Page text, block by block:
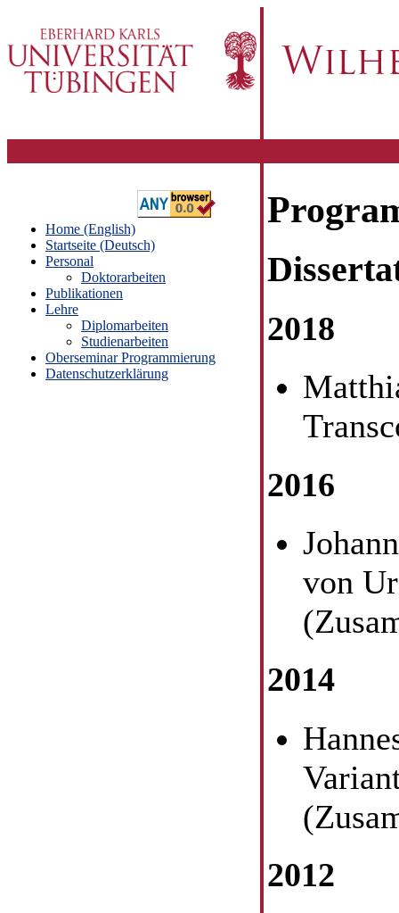
Home (English)
Startseite (Deutsch)
Personal
Doktorarbeiten
Publikationen
Lehre
Diplomarbeiten
Studienarbeiten
Oberseminar Programmierung
Datenschutzerklärung
2018
2016
von
2014
2012